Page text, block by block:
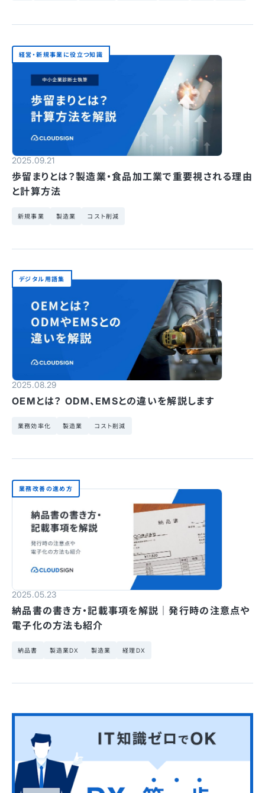
経営・新規事業に役立つ知識
2025.09.21
歩留まりとは？製造業・食品加工業で重要視される理由
と計算方法
新規事業 製造業 コスト削減
デジタル用語集
2025.08.29
OEMとは？ ODM、EMSとの違いを解説します
業務効率化 製造業 コスト削減
業務改善の進め方
2025.05.23
納品書の書き方・記載事項を解説｜発行時の注意点や
電子化の方法も紹介
納品書 製造業DX 製造業 経理DX